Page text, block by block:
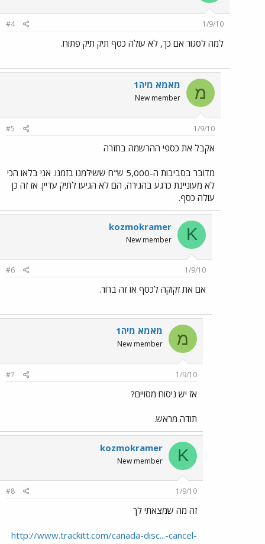
1/9/10
#4
למה לסגור אם כך, לא עולה כסף תיק תיק פתוח.
מ מאמא מיה1
New member
1/9/10
#5
אקבל את כספי ההרשמה בחזרה
מדובר בסביבות ה-5,000 ש"ח ששילמנו בזמנו. אני בלאו הכי
לא מעוניינת כרגע בהגירה, הם לא הגיעו לתיק עדיין. אז זה כן
עולה כסף.
K
kozmokramer
New member
1/9/10
#6
אם את זקוקה לכסף אז זה ברור.
מ מאמא מיה1
New member
1/9/10
#7
אז יש ניסוח מסויים?
תודה מראש.
K
kozmokramer
New member
1/9/10
#8
זה מה שמצאתי לך
http://www.trackitt.com/canada-disc...-cancel-